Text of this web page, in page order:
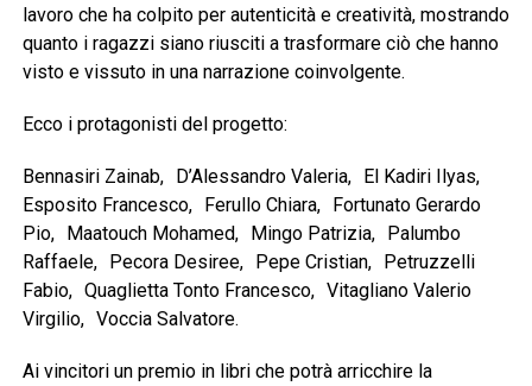
lavoro che ha colpito per autenticità e creatività, mostrando
quanto i ragazzi siano riusciti a trasformare ciò che hanno
visto e vissuto in una narrazione coinvolgente.
Ecco i protagonisti del progetto:
Bennasiri Zainab, D’Alessandro Valeria, El Kadiri Ilyas,
Esposito Francesco, Ferullo Chiara, Fortunato Gerardo
Pio, Maatouch Mohamed, Mingo Patrizia, Palumbo
Raffaele, Pecora Desiree, Pepe Cristian, Petruzzelli
Fabio, Quaglietta Tonto Francesco, Vitagliano Valerio
Virgilio, Voccia Salvatore.
Ai vincitori un premio in libri che potrà arricchire la